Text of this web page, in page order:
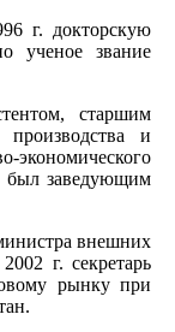
г. докторскую
ученое звание
старшим
производства и
был заведующим
внешних
г. секретарь
рынку при